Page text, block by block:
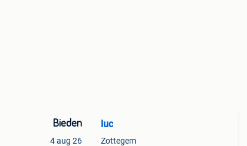
Bieden
4 aug 26
luc
Zottegem